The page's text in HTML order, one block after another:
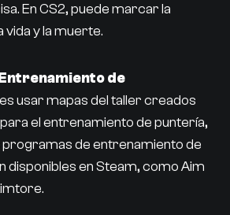
En CS2, puede marcar la
y la muerte.
de
usar mapas del taller creados
el entrenamiento de puntería,
programas de entrenamiento de
disponibles en Steam, como Aim